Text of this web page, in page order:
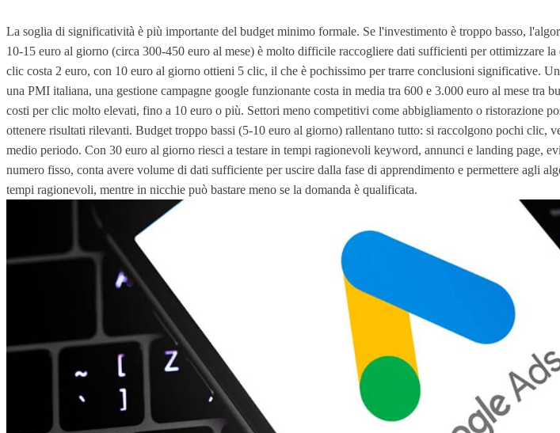
La soglia di significatività è più importante del budget minimo formale. Se l'investimento è troppo basso,
10-15 euro al giorno (circa 300-450 euro al mese) è molto difficile raccogliere dati sufficienti per ottimizzare
clic costa 2 euro, con 10 euro al giorno ottieni 5 clic, il che è pochissimo per trarre conclusioni significative.
una PMI italiana, una gestione campagne google funzionante costa in media tra 600 e 3.000 euro al mese tra
costi per clic molto elevati, fino a 10 euro o più. Settori meno competitivi come abbigliamento o ristorazione
ottenere risultati rilevanti. Budget troppo bassi (5-10 euro al giorno) rallentano tutto: si raccolgono pochi clic,
medio periodo. Con 30 euro al giorno riesci a testare in tempi ragionevoli keyword, annunci e landing page,
numero fisso, conta avere volume di dati sufficiente per uscire dalla fase di apprendimento e permettere agli
tempi ragionevoli, mentre in nicchie può bastare meno se la domanda è qualificata.